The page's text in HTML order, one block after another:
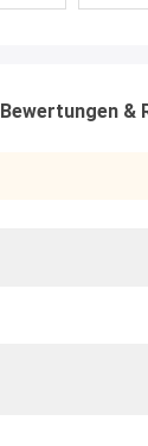
Bewertungen &